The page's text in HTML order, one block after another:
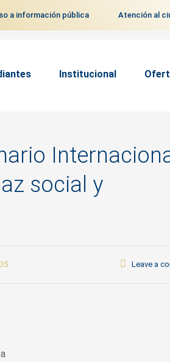
a información pública Atención al
Institucional
social y
Leave a